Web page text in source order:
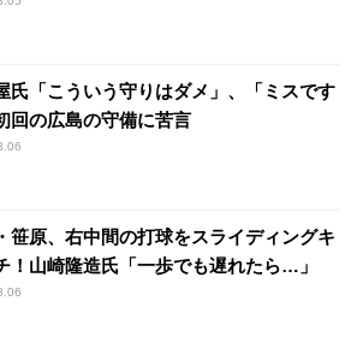
氏「こういう守りはダメ」、「ミスです
回の広島の守備に苦言
笹原、右中間の打球をスライディングキ
！山崎隆造氏「一歩でも遅れたら…」